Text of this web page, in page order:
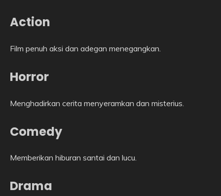
Action
Film penuh aksi dan adegan menegangkan.
Horror
Menghadirkan cerita menyeramkan dan misterius.
Comedy
Memberikan hiburan santai dan lucu.
Drama